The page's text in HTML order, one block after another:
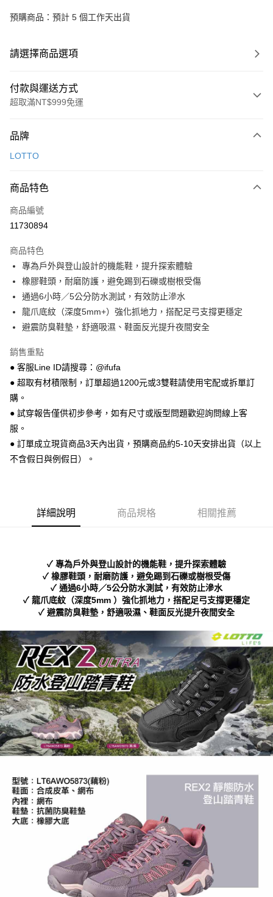
預購商品：預計 5 個工作天出貨
請選擇商品選項
付款與運送方式
超取滿NT$999免運
信用卡一次付款
LINE Pay
Apple Pay
悠遊付
Google Pay
全盈+PAY
AFTEE先享後付
【關於「AFTEE先享後付」】
AFTEE先享後付是「在收到商品之後才付款」的支付方式。 讓您購物簡單
１．簡單：不需註冊會員、不需綁卡、不需儲值。
２．便利：只要手機號碼，簡訊認證，即可結帳。
３．安心：先確認商品／服務後，再付款。
【「AFTEE先享後付」結帳流程】
１．於結帳方式選擇「AFTEE先享後付」後，將跳轉至「AFTEE先享後付」
２．訂單成立數日內，您將收到繳費通知簡訊。
購買商品的店家。未經商家同意取消之訂單仍視為有效，需透過AFTEE先享
後付繳納相關費用。
※ 交易是否成功請以「AFTEE先享後付 」之結帳頁面顯示為準，若有關於
【注意事項】
１．透過由恩沛科技股份有限公司提供之「AFTEE先享後付」服務完成之交
易，需依本服務之必要範圍內提供個人資料，並將交易相關給付款項請求債
權轉讓予恩沛科技股份有限公司。
２．關於個人資料處理事宜，請瀏覽以下網址：
３．未成年的使用者請事先徵得法定代理人或監護人之同意方可使用
「AFTEE先享後付」，若未經同意申辦者引起之損失，本公司不負相關責
任。
４．使用「AFTEE先享後付」時，將依據個別帳號之用戶狀況，依本公司即
時審查核予不同之上限額度；若仍有額度不足之情形，本公司將視審查結果
請求用戶進行身份認證。
５．嚴禁一人註冊多個帳號或使用他人資訊註冊。若發現惡意使用之情形，
恩沛科技股份有限公司將有權停止該用戶之使用額度並採取法律行動。
ATM付款
運送方式
全家 取貨付款
每筆NT$70，滿NT$999(含以上)免運費
付款後 全家取貨
每筆NT$70，滿NT$999(含以上)免運費
付款後 7-11取貨
新竹物流宅配
每筆NT$90，滿NT$999(含以上)免運費
海外宅配 查看運費
品牌
LOTTO
商品特色
商品編號
11730894
商品特色
專為戶外與登山設計的機能鞋，提升探索體驗
橡膠鞋頭，耐磨防護，避免踢到石礫或樹根受傷
通過6小時／5公分防水測試，有效防止滲水
龍爪底紋（深度5mm+）強化抓地力，搭配足弓支撐更穩定
避震防臭鞋墊，舒適吸濕、鞋面反光提升夜間安全
銷售重點
● 客服Line ID請搜尋：@ifufa
● 超取有材積限制，訂單超過1200元或3雙鞋請使用宅配或拆單訂
購。
● 試穿報告僅供初步參考，如有尺寸或版型問題歡迎詢問線上客
服。
● 訂單成立現貨商品3天內出貨，預購商品約5-10天安排出貨（以上
不含假日與例假日）。
詳細說明 商品規格 相關推薦
✓ 專為戶外與登山設計的機能鞋，提升探索體驗
✓ 橡膠鞋頭，耐磨防護，避免踢到石礫或樹根受傷
✓ 通過6小時／5公分防水測試，有效防止滲水
✓ 龍爪底紋（深度5mm ）強化抓地力，搭配足弓支撐更穩定
✓ 避震防臭鞋墊，舒適吸濕、鞋面反光提升夜間安全